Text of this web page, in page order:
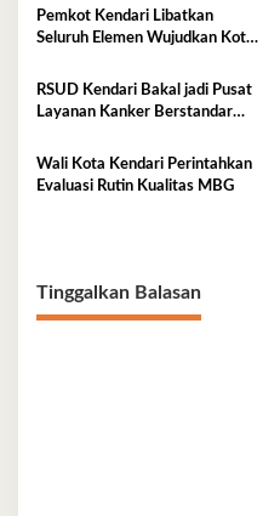
Pemkot Kendari Libatkan
Seluruh Elemen Wujudkan Kota
RSUD Kendari Bakal jadi Pusat
Layanan Kanker Berstandar
Wali Kota Kendari Perintahkan
Evaluasi Rutin Kualitas MBG
Tinggalkan Balasan